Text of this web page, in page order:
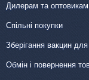
Дилерам та оптовикам
Спільні покупки
Зберігання вакцин
Обмін і повернення